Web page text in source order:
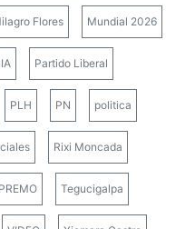
Flores Mundial 2026
Partido Liberal
PLH PN politica
Rixi Moncada
Tegucigalpa